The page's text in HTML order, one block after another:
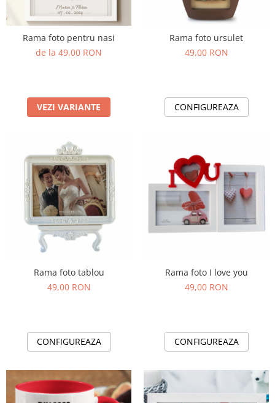
Tricouri Diverse
Tricouri Azi esti Tanar si maine...
Tricouri Motivationale
Tricouri Animalute
Tricouri Stari
Tricouri Mesaje Virale
Tricouri Vesele
Tricouri Zicale Romanesti
Tricouri Copii
Rama foto pentru nasi
de la 49,00 RON
VEZI VARIANTE
Rama foto ursulet
49,00 RON
CONFIGUREAZA
Rama foto tablou
49,00 RON
CONFIGUREAZA
Rama foto I love you
49,00 RON
CONFIGUREAZA